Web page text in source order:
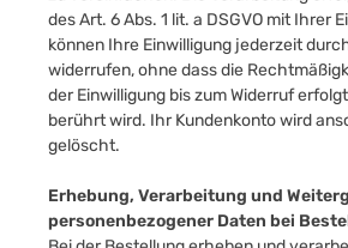
des Art. 6 Abs. 1 lit. a DSGVO mit Ihrer
können Ihre Einwilligung jederzeit
widerrufen, ohne dass die
der Einwilligung bis zum Widerruf
berührt wird. Ihr Kundenkonto wird
gelöscht.
Erhebung, Verarbeitung und
personenbezogener Daten bei